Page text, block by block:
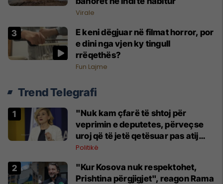
Virale
E keni dëgjuar në filmat horror, por
e dini nga vjen ky tingull
rrëqethës?
Fun Lajme
Trend Telegrafi
"Nuk kam çfarë të shtoj për
veprimin e deputetes, përveçse
uroj që të jetë qetësuar pas atij
momenti", reagon Kusari-Lila
Politikë
"Kur Kosova nuk respektohet,
Prishtina përgjigjet", reagon Rama